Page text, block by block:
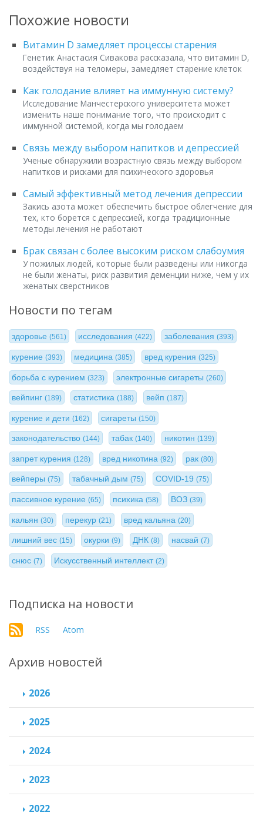
Похожие новости
Витамин D замедляет процессы старения
Генетик Анастасия Сивакова рассказала, что витамин D,
воздействуя на теломеры, замедляет старение клеток
Как голодание влияет на иммунную систему?
Исследование Манчестерского университета может
изменить наше понимание того, что происходит с
иммунной системой, когда мы голодаем
Связь между выбором напитков и депрессией
Ученые обнаружили возрастную связь между выбором
напитков и рисками для психического здоровья
Самый эффективный метод лечения депрессии
Закись азота может обеспечить быстрое облегчение для
тех, кто борется с депрессией, когда традиционные
методы лечения не работают
Брак связан с более высоким риском слабоумия
У пожилых людей, которые были разведены или никогда
не были женаты, риск развития деменции ниже, чем у их
женатых сверстников
Новости по тегам
здоровье (561) исследования(422) заболевания (393)
курение (393) медицина(385) вред курения (325)
борьба с курением (323) электронные сигареты(260)
вейпинг (189) статистика(188) вейп (187)
курение и дети (162) сигареты(150)
законодательство (144) табак(140) никотин (139)
запрет курения (128) вред никотина(92) рак (80)
вейперы (75) табачный дым(75) COVID-19 (75)
пассивное курение (65) психика(58) ВОЗ (39)
кальян (30) перекур(21) вред кальяна (20)
лишний вес (15) окурки(9) ДНК (8) насвай(7)
снюс (7) Искусственный интеллект(2)
Подписка на новости
RSS Atom
Архив новостей
2026
2025
2024
2023
2022